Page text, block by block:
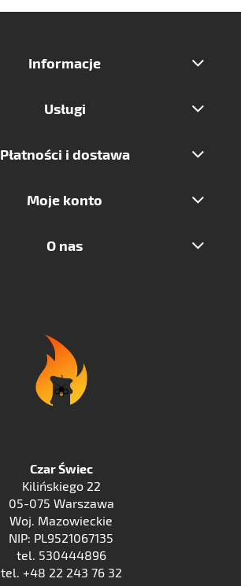
Informacje
Usługi
Płatności i dostawa
Moje konto
O nas
Czar Świec
Kilińskiego 22
05-075 Warszawa
Woj. Mazowieckie
NIP: PL9521067135
tel. 530444896
tel. +48 22 243 76 32